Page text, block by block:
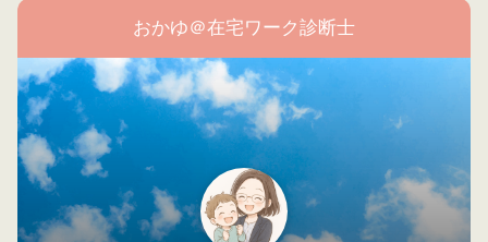
おかゆ＠在宅ワーク診断士